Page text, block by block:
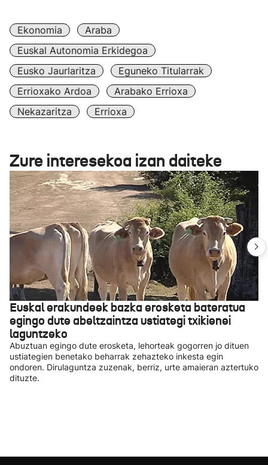
Ekonomia
Araba
Euskal Autonomia Erkidegoa
Eusko Jaurlaritza
Eguneko Titularrak
Errioxako Ardoa
Arabako Errioxa
Nekazaritza
Errioxa
Zure interesekoa izan daiteke
Euskal erakundeek bazka erosketa bateratua
egingo dute abeltzaintza ustiategi txikienei
laguntzeko
Abuztuan egingo dute erosketa, lehorteak gogorren jo dituen
ustiategien benetako beharrak zehazteko inkesta egin
ondoren. Dirulaguntza zuzenak, berriz, urte amaieran aztertuko
dituzte.